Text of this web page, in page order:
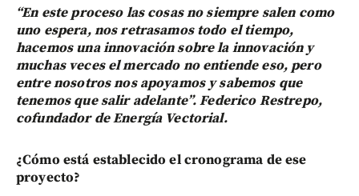
“En este proceso las cosas no siempre salen como
uno espera, nos retrasamos todo el tiempo,
hacemos una innovación sobre la innovación y
muchas veces el mercado no entiende eso, pero
entre nosotros nos apoyamos y sabemos que
tenemos que salir adelante”. Federico Restrepo,
cofundador de Energía Vectorial.
¿Cómo está establecido el cronograma de ese
proyecto?